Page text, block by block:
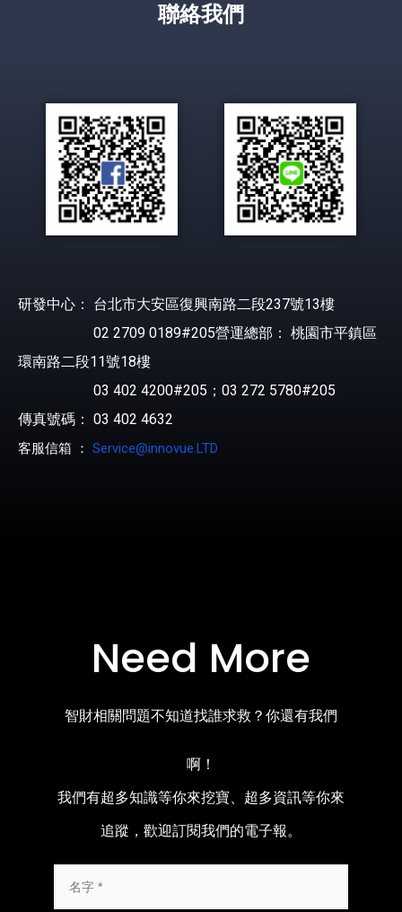
聯絡我們
研發中心： 台北市大安區復興南路二段237號13樓
02 2709 0189#205營運總部： 桃園市平鎮區
環南路二段11號18樓
03 402 4200#205；03 272 5780#205
傳真號碼： 03 402 4632
客服信箱 ： Service@innovue.LTD
Need More
智財相關問題不知道找誰求救？你還有我們
啊！
我們有超多知識等你來挖寶、超多資訊等你來
追蹤，歡迎訂閱我們的電子報。